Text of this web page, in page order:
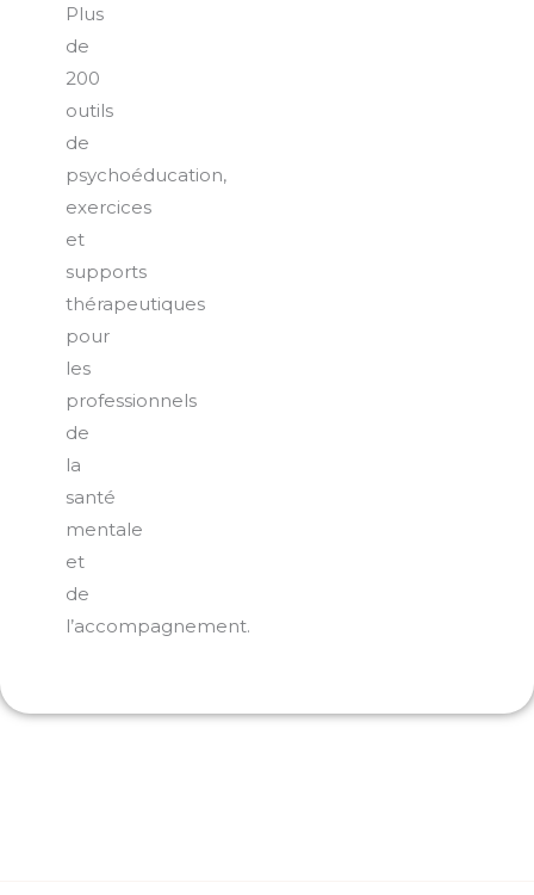
Plus
de
200
outils
de
psychoéducation,
exercices
et
supports
thérapeutiques
pour
les
professionnels
de
la
santé
mentale
et
de
l’accompagnement.